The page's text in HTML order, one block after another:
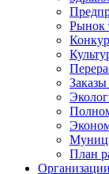
Рынок
План
Организации